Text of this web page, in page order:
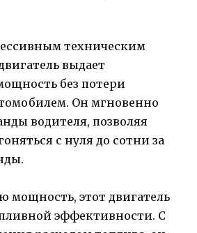
техническим
выдает
без потери
Он мгновенно
водителя, позволяя
с нуля до сотни за
мощность, этот двигатель
эффективности. С